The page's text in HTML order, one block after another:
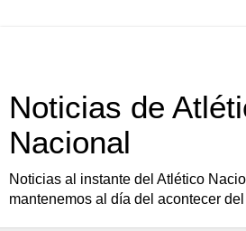
Noticias de
Nacional
Noticias al instante del Atlético
mantenemos al día del acontecer